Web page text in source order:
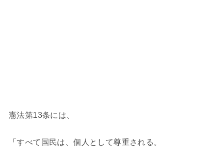
憲法第13条には、
「すべて国民は、個人として尊重される。